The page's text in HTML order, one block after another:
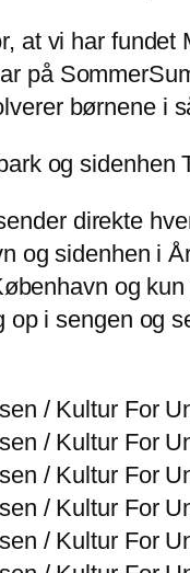
at vi har
på
børnene i
og sidenhen
direkte
og sidenhen i
og
i sengen og